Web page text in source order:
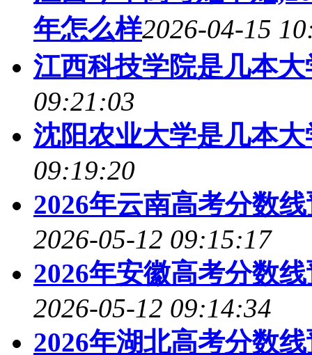
年怎么样2026-04-15
江西科技学院是几本
09:21:03
沈阳农业大学是几本
09:19:20
2026年云南高考分数
2026-05-12 09:15:17
2026年安徽高考分数
2026-05-12 09:14:34
2026年湖北高考分数